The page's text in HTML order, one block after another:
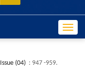
Issue (04) : 947 -959.